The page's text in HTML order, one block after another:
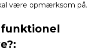
være opmærksom på.